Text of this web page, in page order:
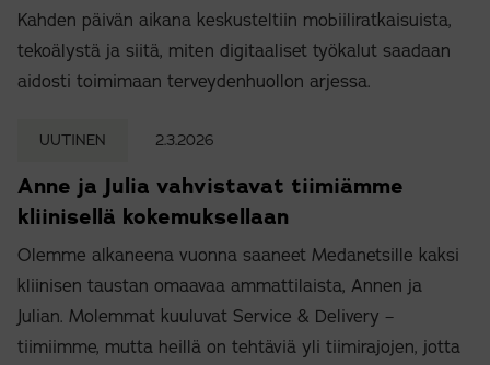
Kahden päivän aikana keskusteltiin mobiiliratkaisuista,
tekoälystä ja siitä, miten digitaaliset työkalut saadaan
aidosti toimimaan terveydenhuollon arjessa.
UUTINEN 2.3.2026
Anne ja Julia vahvistavat tiimiämme
kliinisellä kokemuksellaan
Olemme alkaneena vuonna saaneet Medanetsille kaksi
kliinisen taustan omaavaa ammattilaista, Annen ja
Julian. Molemmat kuuluvat Service & Delivery –
tiimiimme, mutta heillä on tehtäviä yli tiimirajojen, jotta